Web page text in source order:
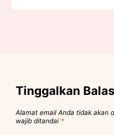
Tinggalkan
Alamat email Anda tidak akan
wajib ditandai *